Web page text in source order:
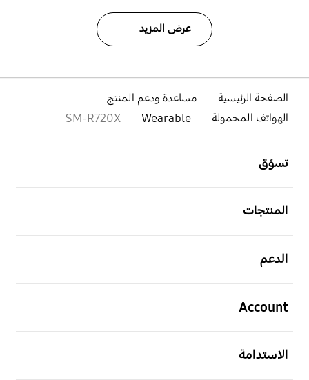
عرض المزيد
الصفحة الرئيسية
مساعدة ودعم المنتج
الهواتف المحمولة
Wearable
SM-R720X
تسوّق
المنتجات
الدعم
Account
الاستدامة